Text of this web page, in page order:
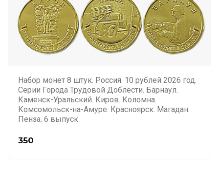
Набор монет 8 штук. Россия. 10 рублей 2026 год.
Серии Города Трудовой Доблести. Барнаул.
Каменск-Уральский. Киров. Коломна.
Комсомольск-на-Амуре. Красноярск. Магадан.
Пенза. 6 выпуск
350